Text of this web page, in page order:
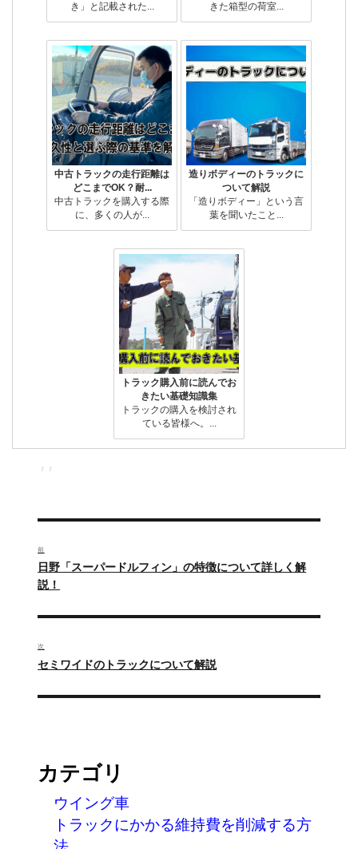
き」と記載された...
きた箱型の荷室...
中古トラックの走行距離は
どこまでOK？耐...
中古トラックを購入する際
に、多くの人が...
造りボディーのトラックに
ついて解説
「造りボディー」という言
葉を聞いたこと...
トラック購入前に読んでお
きたい基礎知識集
トラックの購入を検討され
ている皆様へ。...
投
投
稿
ナ
ビ
ゲ
ー
シ
前
過
去
投
日野「スーパードルフィン」の特徴について詳しく解
説！
次
次
投
セミワイドのトラックについて解説
カテゴリ
ウイング車
トラックにかかる維持費を削減する方